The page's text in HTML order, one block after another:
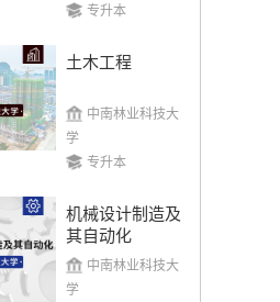
专升本
土木工程
中南林业科技大
学
专升本
机械设计制造及
其自动化
中南林业科技大
学